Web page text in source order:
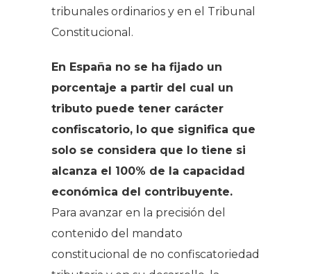
tribunales ordinarios y en el Tribunal
Constitucional.
En España no se ha fijado un
porcentaje a partir del cual un
tributo puede tener carácter
confiscatorio, lo que significa que
solo se considera que lo tiene si
alcanza el 100% de la capacidad
económica del contribuyente.
Para avanzar en la precisión del
contenido del mandato
constitucional de no confiscatoriedad